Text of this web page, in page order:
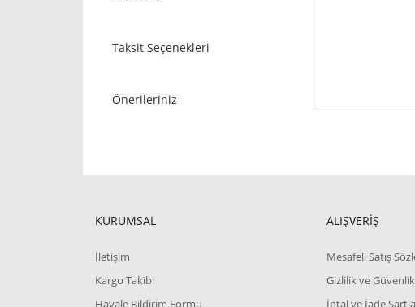
Taksit Seçenekleri
Önerileriniz
KURUMSAL
İletişim
Kargo Takibi
Havale Bildirim Formu
ALIŞVERİŞ
Mesafeli Satış
Gizlilik ve Güvenlik
İptal ve İade